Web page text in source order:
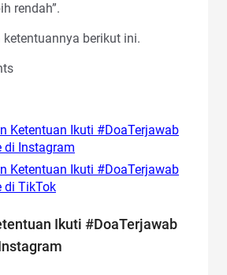
rendah”.
ketentuannya berikut ini.
Ketentuan Ikuti #DoaTerjawab
di Instagram
Ketentuan Ikuti #DoaTerjawab
di TikTok
Ikuti #DoaTerjawab